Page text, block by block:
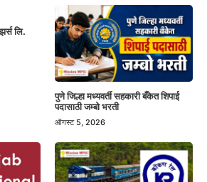
लि.
पुणे जिल्हा मध्यवर्ती सहकारी बँकेत शिपाई
पदासाठी जम्बो भरती
ऑगस्ट 5, 2026